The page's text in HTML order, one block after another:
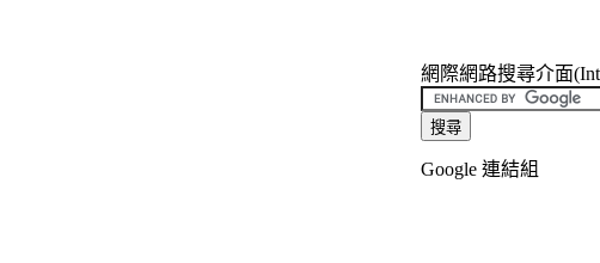
網際網路搜尋介面
Google 連結組